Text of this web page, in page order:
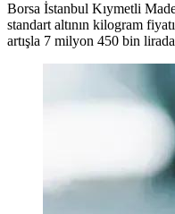
Borsa İstanbul Kıymetli
standart altının kilogram
artışla 7 milyon 450 bin